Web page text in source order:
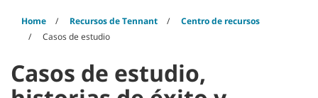
Home Recursos de Tennant
Centro de recursos
Casos de estudio
Casos de estudio,